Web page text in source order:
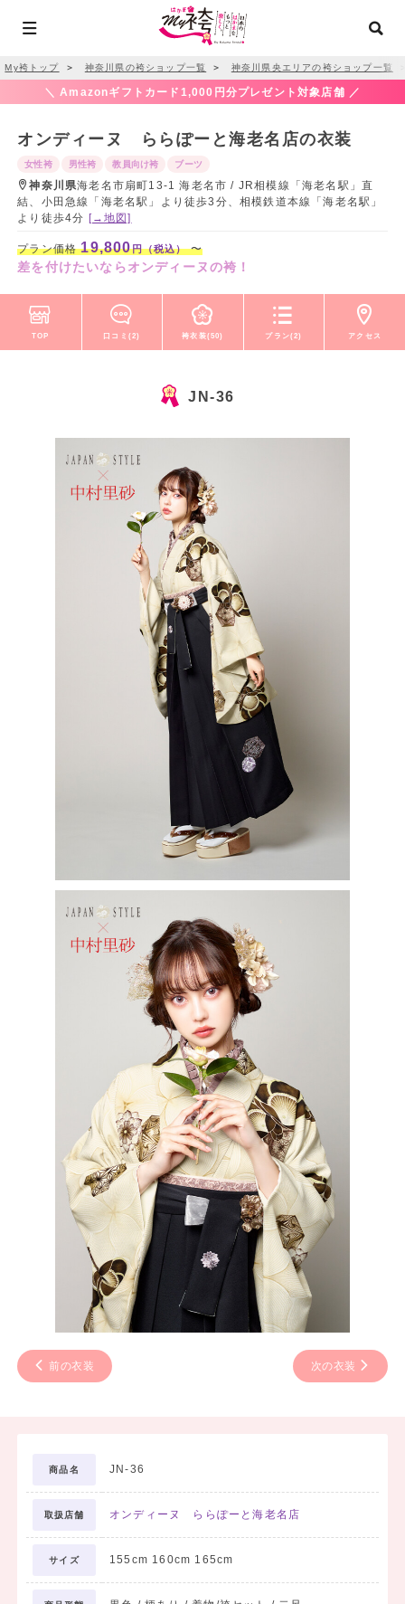
My袴トップ ＞ 神奈川県の袴ショップ一覧 ＞ 神奈川県央エリアの袴ショップ一覧
＼ Amazonギフトカード1,000円分プレゼント対象店舗 ／
オンディーヌ ららぽーと海老名店の衣装
女性袴 男性袴 教員向け袴 ブーツ
神奈川県海老名市扇町13-1 海老名市 / JR相模線「海老名駅」直
結、小田急線「海老名駅」より徒歩3分、相模鉄道本線「海老名駅」
より徒歩4分 [→地図]
プラン価格19,800円（税込）〜
差を付けたいならオンディーヌの袴！
TOP 口コミ(2) 袴衣装(50) プラン(2) アクセス
JN-36
前の衣装 次の衣装
商品名 JN-36
取扱店舗 オンディーヌ ららぽーと海老名店
サイズ 155cm 160cm 165cm